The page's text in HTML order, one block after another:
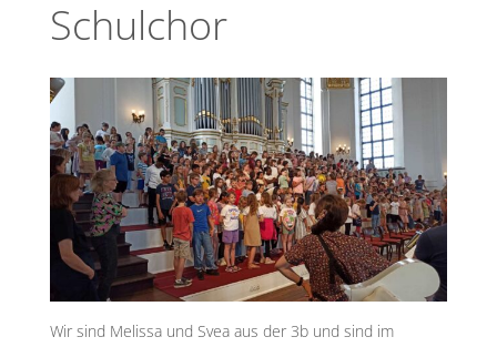
Schulchor
Wir sind Melissa und Svea aus der 3b und sind im